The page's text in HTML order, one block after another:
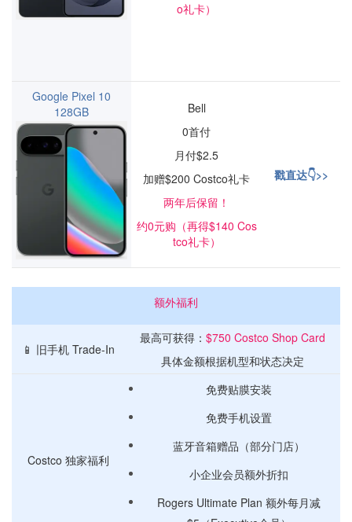
o礼卡）
Google Pixel 10
128GB
Bell
0首付
月付$2.5
加赠$200 Costco礼卡
两年后保留！
约0元购（再得$140 Cos
tco礼卡）
戳直达👇>>
额外福利
📱 旧手机 Trade-In
最高可获得： $750 Costco Shop Card
具体金额根据机型和状态决定
Costco 独家福利
免费贴膜安装
免费手机设置
蓝牙音箱赠品（部分门店）
小企业会员额外折扣
Rogers Ultimate Plan 额外每月减